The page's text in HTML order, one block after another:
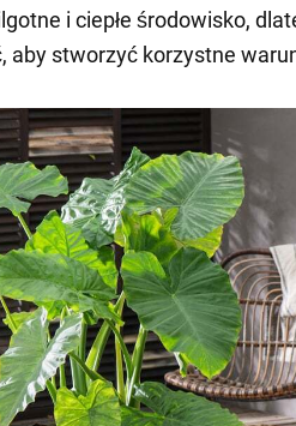
i ciepłe środowisko,
aby stworzyć korzystne